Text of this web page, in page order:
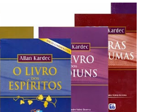
da Natureza, ou da Criação,
constituída ou submissões aos códigos
aspectos. “Quão severa e temível é
da Criação! Os homens terrenos
destas impressionantes verdades, a
conduzam durante as obrigatórias
A Lei de ação e reação ou